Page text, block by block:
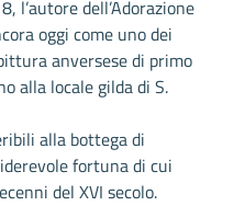
l’autore dell’Adorazione
oggi come uno dei
anversese di primo
alla locale gilda di S.
alla bottega di
fortuna di cui
del XVI secolo.